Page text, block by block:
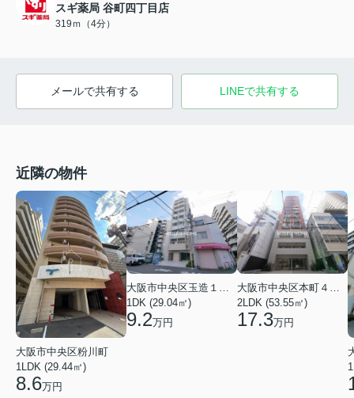
スギ薬局 谷町四丁目店
319ｍ（4分）
メールで共有する LINEで共有する
近隣の物件
大阪市中央区粉川町
1LDK (29.44㎡)
8.6万円
1DK (29.04㎡)
9.2万円
2LDK (53.55㎡)
17.3万円